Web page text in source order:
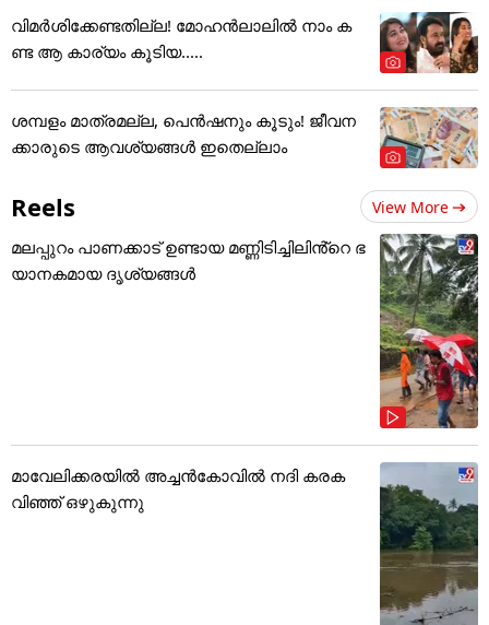
വിമർശിക്കേണ്ടതില്ല! മോഹൻലാലിൽ നാം ക
ണ്ട ആ കാര്യം കൂടിയ.....
ശമ്പളം മാത്രമല്ല, പെൻഷനും കൂടും! ജീവന
ക്കാരുടെ ആവശ്യങ്ങൾ ഇതെല്ലാം
Reels View More
മലപ്പുറം പാണക്കാട് ഉണ്ടായ മണ്ണിടിച്ചിലിൻ്റെ ഭ
യാനകമായ ദൃശ്യങ്ങൾ
മാവേലിക്കരയിൽ അച്ചൻകോവിൽ നദി കരക
വിഞ്ഞ് ഒഴുകുന്നു